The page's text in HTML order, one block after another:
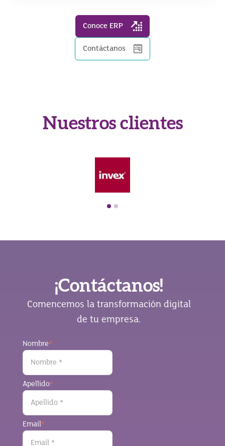
Conoce ERP
Contáctanos
Nuestros clientes
¡Contáctanos!
Comencemos la transformación digital
de tu empresa.
Nombre*
Apellido*
Email*